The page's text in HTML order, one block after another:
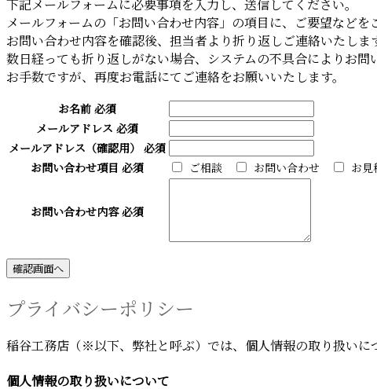
下記メールフォームに必要事項を入力し、送信してください。
メールフォームの「お問い合わせ内容」の項目に、ご要望などを
お問い合わせ内容を確認後、担当者より折り返しご連絡いたしま
数日経っても折り返しがない場合、システムの不具合によりお問
お手数ですが、再度お電話にてご連絡をお願いいたします。
お名前 必須
メールアドレス 必須
メールアドレス（確認用） 必須
お問い合わせ項目 必須 ご相談 お問い合わせ お見
お問い合わせ内容 必須
プライバシーポリシー
稲谷工務店（※以下、弊社と呼ぶ）では、個人情報の取り扱いに
個人情報の取り扱いについて